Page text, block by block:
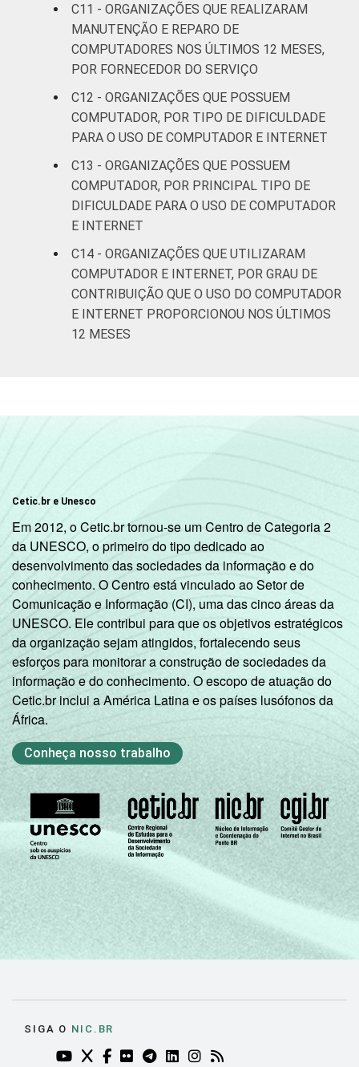
C11 - ORGANIZAÇÕES QUE REALIZARAM
MANUTENÇÃO E REPARO DE
COMPUTADORES NOS ÚLTIMOS 12 MESES,
POR FORNECEDOR DO SERVIÇO
C12 - ORGANIZAÇÕES QUE POSSUEM
COMPUTADOR, POR TIPO DE DIFICULDADE
PARA O USO DE COMPUTADOR E INTERNET
C13 - ORGANIZAÇÕES QUE POSSUEM
COMPUTADOR, POR PRINCIPAL TIPO DE
DIFICULDADE PARA O USO DE COMPUTADOR
E INTERNET
C14 - ORGANIZAÇÕES QUE UTILIZARAM
COMPUTADOR E INTERNET, POR GRAU DE
CONTRIBUIÇÃO QUE O USO DO COMPUTADOR
E INTERNET PROPORCIONOU NOS ÚLTIMOS
12 MESES
Cetic.br e Unesco
Em 2012, o Cetic.br tornou-se um Centro de Categoria 2
da UNESCO, o primeiro do tipo dedicado ao
desenvolvimento das sociedades da informação e do
conhecimento. O Centro está vinculado ao Setor de
Comunicação e Informação (CI), uma das cinco áreas da
UNESCO. Ele contribui para que os objetivos estratégicos
da organização sejam atingidos, fortalecendo seus
esforços para monitorar a construção de sociedades da
informação e do conhecimento. O escopo de atuação do
Cetic.br inclui a América Latina e os países lusófonos da
África.
Conheça nosso trabalho
SIGA O NIC.BR
YOUTUBE DO NIC.BR (ABRE EM NOVA ABA)
TWITTER DO NIC.BR (ABRE EM NOVA ABA)
FACEBOOK DO NIC.BR (ABRE EM NOVA
FLICKR DO NIC.BR (ABRE EM NOVA
TELEGRAM DO NIC.BR (ABRE EM
LINKEDIN DO NIC.BR (ABRE
INSTAGRAM DO NIC.BR
RSS DO NIC.BR (ABRE